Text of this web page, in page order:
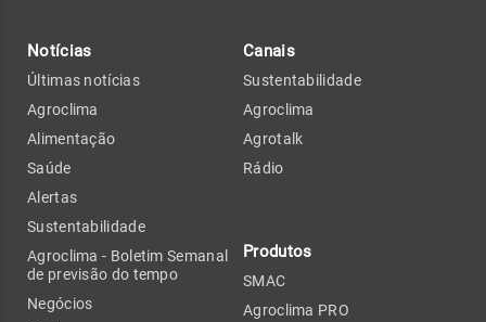
Notícias
Últimas notícias
Agroclima
Alimentação
Saúde
Alertas
Sustentabilidade
Agroclima - Boletim Semanal
de previsão do tempo
Negócios
Canais
Sustentabilidade
Agroclima
Agrotalk
Rádio
Produtos
SMAC
Agroclima PRO